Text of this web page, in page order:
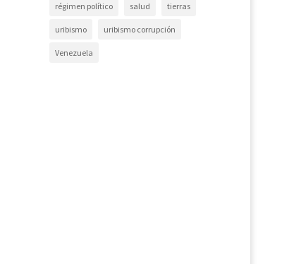
régimen político salud tierras
uribismo uribismo corrupción
Venezuela